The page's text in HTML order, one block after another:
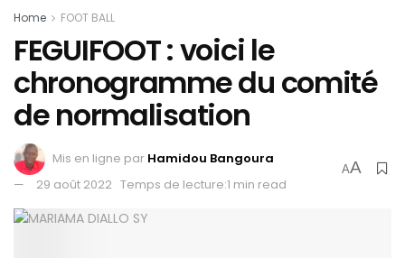
Home FOOT BALL
FEGUIFOOT : voici le
chronogramme du comité
de normalisation
Mis en ligne par Hamidou Bangoura
29 août 2022 Temps de lecture:1 min read
AA